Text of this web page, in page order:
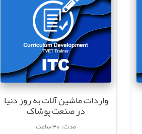
واردات ماشین آلات به روز دنیا
در صنعت پوشاک
مدت: 30 ساعت